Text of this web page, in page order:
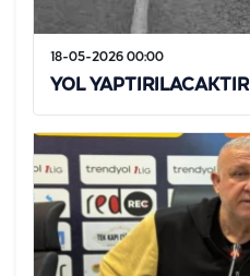
18-05-2026 00:00
YOL YAPTIRILACAKTIR